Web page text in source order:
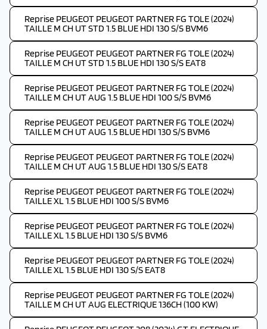
Reprise PEUGEOT PEUGEOT PARTNER FG TOLE (2024)
TAILLE M CH UT STD 1.5 BLUE HDI 130 S/S BVM6
Reprise PEUGEOT PEUGEOT PARTNER FG TOLE (2024)
TAILLE M CH UT STD 1.5 BLUE HDI 130 S/S EAT8
Reprise PEUGEOT PEUGEOT PARTNER FG TOLE (2024)
TAILLE M CH UT AUG 1.5 BLUE HDI 100 S/S BVM6
Reprise PEUGEOT PEUGEOT PARTNER FG TOLE (2024)
TAILLE M CH UT AUG 1.5 BLUE HDI 130 S/S BVM6
Reprise PEUGEOT PEUGEOT PARTNER FG TOLE (2024)
TAILLE M CH UT AUG 1.5 BLUE HDI 130 S/S EAT8
Reprise PEUGEOT PEUGEOT PARTNER FG TOLE (2024)
TAILLE XL 1.5 BLUE HDI 100 S/S BVM6
Reprise PEUGEOT PEUGEOT PARTNER FG TOLE (2024)
TAILLE XL 1.5 BLUE HDI 130 S/S BVM6
Reprise PEUGEOT PEUGEOT PARTNER FG TOLE (2024)
TAILLE XL 1.5 BLUE HDI 130 S/S EAT8
Reprise PEUGEOT PEUGEOT PARTNER FG TOLE (2024)
TAILLE M CH UT AUG ELECTRIQUE 136CH (100 KW)